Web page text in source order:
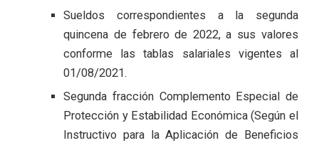
Sueldos correspondientes a la segunda
quincena de febrero de 2022, a sus valores
conforme las tablas salariales vigentes al
01/08/2021.
Segunda fracción Complemento Especial de
Protección y Estabilidad Económica (Según el
Instructivo para la Aplicación de Beneficios